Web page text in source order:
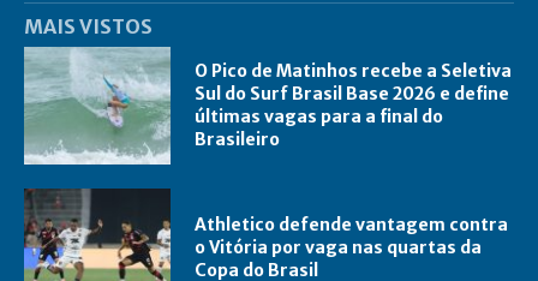
MAIS VISTOS
O Pico de Matinhos recebe a Seletiva
Sul do Surf Brasil Base 2026 e define
últimas vagas para a final do
Brasileiro
Athletico defende vantagem contra
o Vitória por vaga nas quartas da
Copa do Brasil